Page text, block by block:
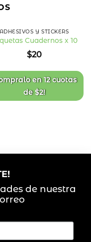
de
deseos
ADHESIVOS Y STICKERS
Cuadernos x 10
$20
en12 cuotas
de$2!
de nuestra